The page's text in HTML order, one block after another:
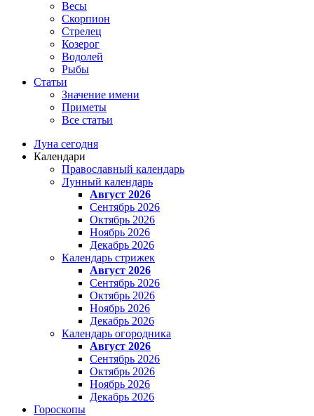
Весы
Скорпион
Стрелец
Козерог
Водолей
Рыбы
Статьи
Значение имени
Приметы
Все статьи
Луна сегодня
Календари
Православный календарь
Лунный календарь
Август 2026
Сентябрь 2026
Октябрь 2026
Ноябрь 2026
Декабрь 2026
Календарь стрижек
Август 2026
Сентябрь 2026
Октябрь 2026
Ноябрь 2026
Декабрь 2026
Календарь огородника
Август 2026
Сентябрь 2026
Октябрь 2026
Ноябрь 2026
Декабрь 2026
Гороскопы